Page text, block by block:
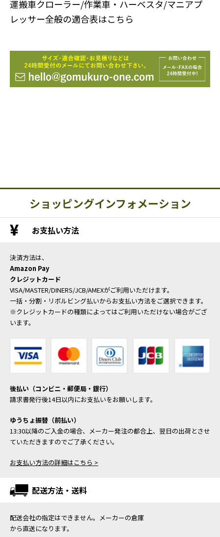
運搬車クローラー/作業車・ハーベスタ/マニアプ
レッサー全般の適合表はこちら
ショッピングインフォメーション
お支払い方法
決済方法は、
Amazon Pay
クレジットカード
VISA/MASTER/DINERS/JCB/AMEXがご利用いただけます。
一括・分割・リボルビング払いからお支払い方法をご選択できます。
※クレジットカードの種類によってはご利用いただけない場合がござ
います。
後払い（コンビニ・郵便局・銀行）
請求書発行後14日以内にお支払いをお願いします。
ゆうちょ振替（前払い）
13:30以降のご入金の場合、メーカー発注の都合上、翌日の出荷とさせ
ていただきますのでご了承ください。
お支払い方法の詳細はこちら >
配送方法・送料
配送会社の指定はできません。メーカーの倉庫
から直送になります。